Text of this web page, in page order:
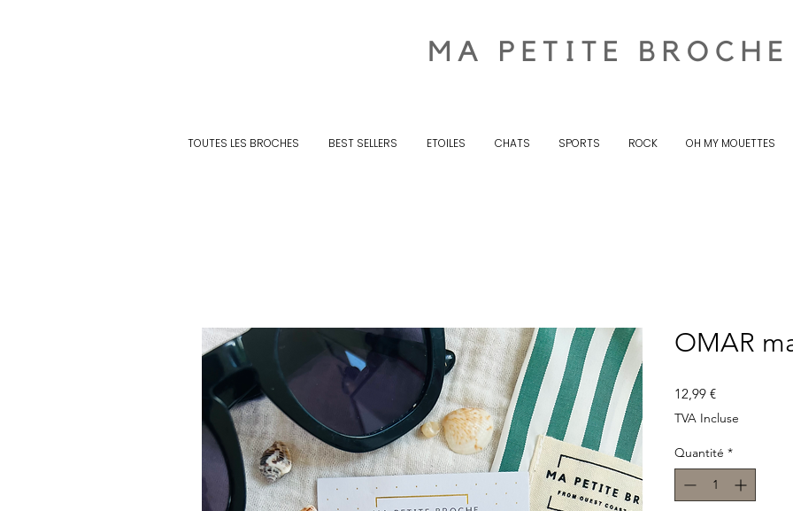
TOUTES LES BROCHES BEST SELLERS ETOILES CHATS SPORTS ROCK OH MY MOUETTES
OMAR
12,99 €Prix
TVA Incluse
Quantité *